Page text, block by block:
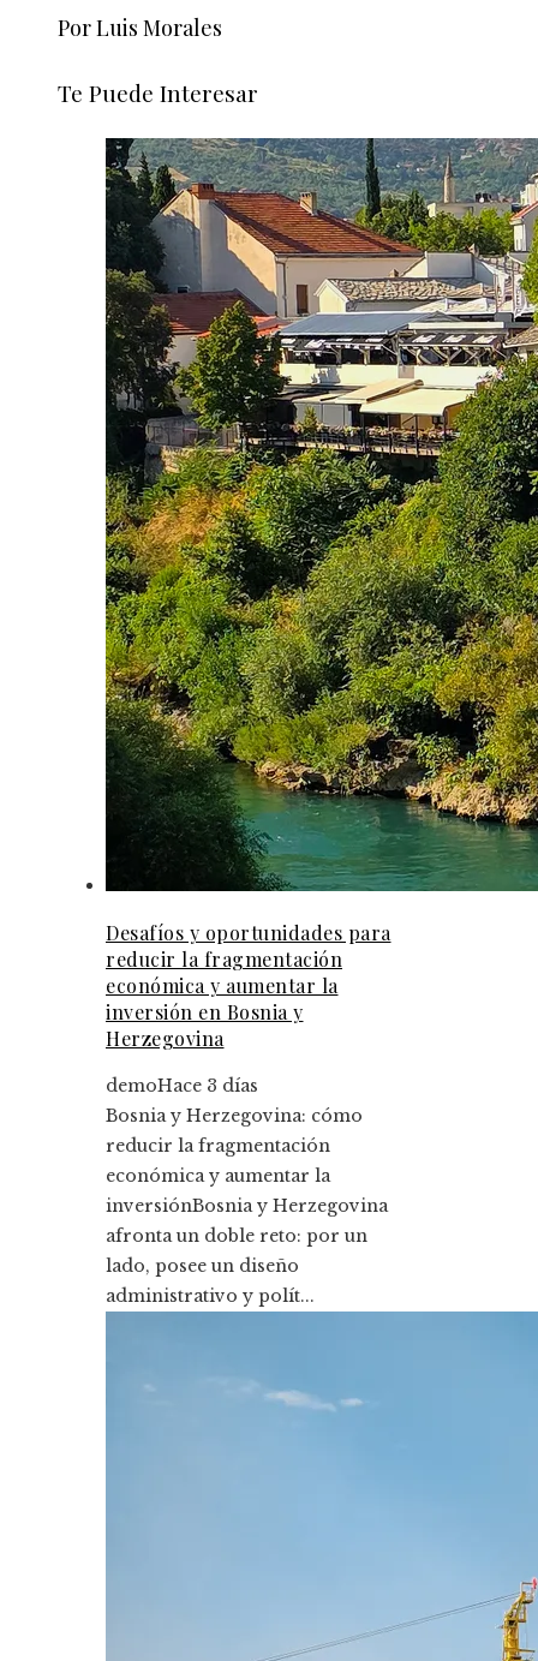
Por Luis Morales
Te Puede Interesar
Desafíos y oportunidades para
reducir la fragmentación
económica y aumentar la
inversión en Bosnia y
Herzegovina
demoHace 3 días
Bosnia y Herzegovina: cómo
reducir la fragmentación
económica y aumentar la
inversiónBosnia y Herzegovina
afronta un doble reto: por un
lado, posee un diseño
administrativo y polít...